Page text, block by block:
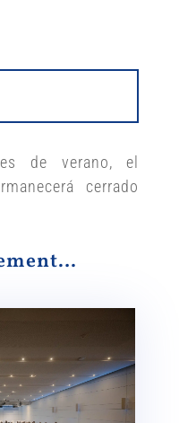
de verano, el
cerrado